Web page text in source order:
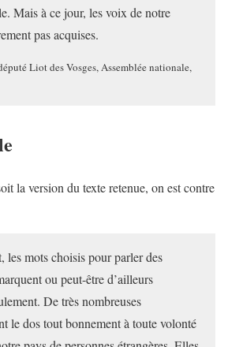
Mais à ce jour, les voix de notre
pas acquises.
Liot des Vosges, Assemblée nationale,
la version du texte retenue, on est contre
les mots choisis pour parler des
ou peut-être d’ailleurs
De très nombreuses
le dos tout bonnement à toute volonté